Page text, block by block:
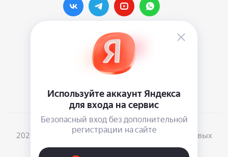
Наши контакты
info@vinylmarkt.ru
2026 © Винилмаркт - интернет-магазин виниловых
пластинок